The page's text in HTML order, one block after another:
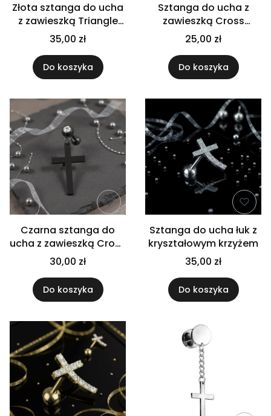
Złota sztanga do ucha
z zawieszką Triangle
Dangle
35,00 zł
Do koszyka
Sztanga do ucha z
zawieszką Cross
Dangle
25,00 zł
Do koszyka
Czarna sztanga do
ucha z zawieszką Cross
Dangle
30,00 zł
Do koszyka
Sztanga do ucha łuk z
kryształowym krzyżem
35,00 zł
Do koszyka